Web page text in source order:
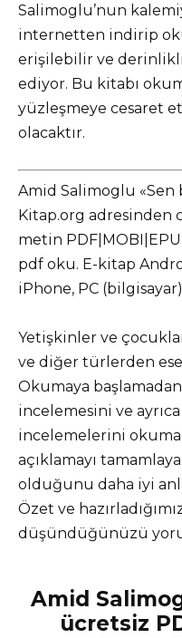
Salimoglu’nun
internetten indirip
erişilebilir ve
ediyor. Bu kitabı
yüzleşmeye cesaret
olacaktır.
Amid Salimoglu «Sen
Kitap.org adresinden
metin
pdf oku. E-kitap
iPhone, PC
Yetişkinler ve
ve diğer türlerden
Okumaya
incelemesini ve
incelemelerini
açıklamayı
olduğunu daha iyi
Özet ve
düşündüğünüzü
Amid
ücretsiz